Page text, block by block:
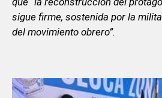
sigue firme, sostenida por la
del movimiento obrero”.